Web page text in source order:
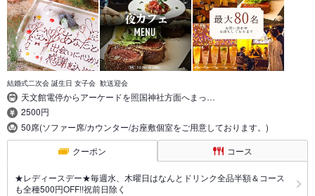
結婚式二次会 誕生日 女子会 歓送迎会
天文館電停からアーケードを照国神社方面へまっ…
2500円
50席(ソファー席/カウンター/お座敷個室をご用意しております。)
クーポン コース
★レディースデー★毎週水、木曜日はなんとドリンク全品半額＆コース
も全種500円OFF!!祝前日除く